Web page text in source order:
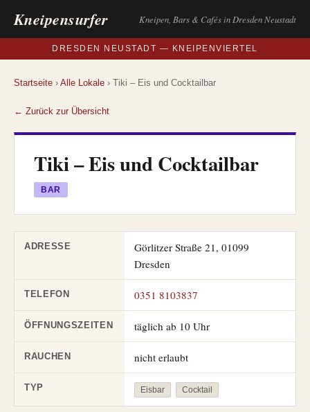
Kneipensurfer Kneipen, Bars & Cafés in Dresden Neustadt
DRESDEN NEUSTADT — KNEIPENVIERTEL
Startseite › Alle Lokale › Tiki – Eis und Cocktailbar
← Zurück zur Übersicht
Tiki – Eis und Cocktailbar
BAR
ADRESSE
Görlitzer Straße 21, 01099
Dresden
TELEFON 0351 8103837
ÖFFNUNGSZEITEN täglich ab 10 Uhr
RAUCHEN nicht erlaubt
TYP Eisbar Cocktail